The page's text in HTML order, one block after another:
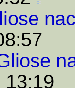
13:19